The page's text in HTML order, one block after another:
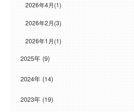
2026年4月(1)
2026年2月(3)
2026年1月(1)
2025年 (9)
2024年 (14)
2023年 (19)